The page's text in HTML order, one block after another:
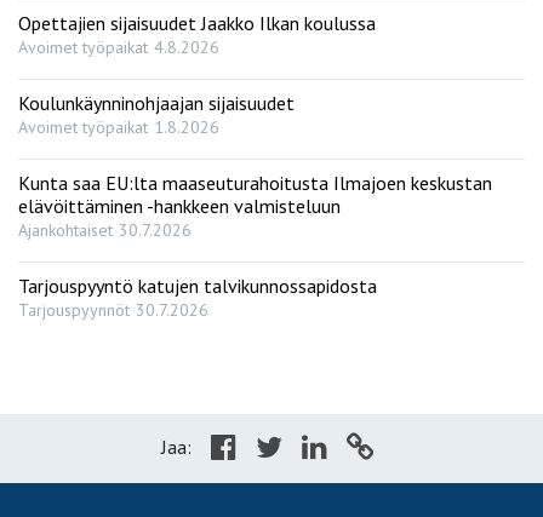
Opettajien sijaisuudet Jaakko Ilkan koulussa
Avoimet työpaikat 4.8.2026
Koulunkäynninohjaajan sijaisuudet
Avoimet työpaikat 1.8.2026
Kunta saa EU:lta maaseuturahoitusta Ilmajoen keskustan
elävöittäminen -hankkeen valmisteluun
Ajankohtaiset 30.7.2026
Tarjouspyyntö katujen talvikunnossapidosta
Tarjouspyynnöt 30.7.2026
Jaa: